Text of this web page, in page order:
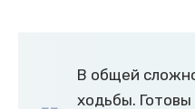
В общей
ходьбы. Готовы